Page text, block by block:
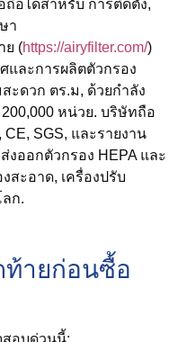
ถือได้สำหรับ การติดตั้ง,
า
ย (https://airyfilter.com/)
และการผลิตตัวกรอง
ะดวก ตร.ม, ด้วยกำลัง
หน่วย. บริษัทถือ
CE, SGS, และรายงาน
ออกตัวกรอง HEPA และ
สะอาด, เครื่องปรับ
ก.
ท้ายก่อนซื้อ
อบด่วนนี้: